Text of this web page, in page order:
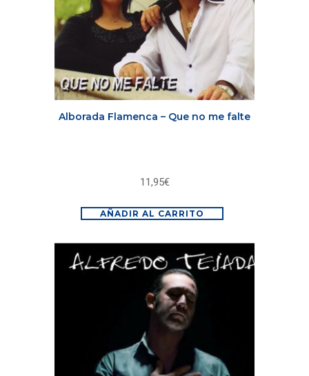
Alborada Flamenca – Que no me falte
11,95€
AÑADIR AL CARRITO